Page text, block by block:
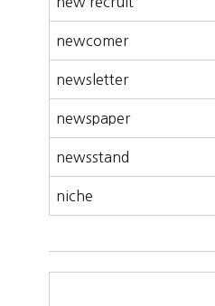
newcomer
newsletter
newspaper
newsstand
niche